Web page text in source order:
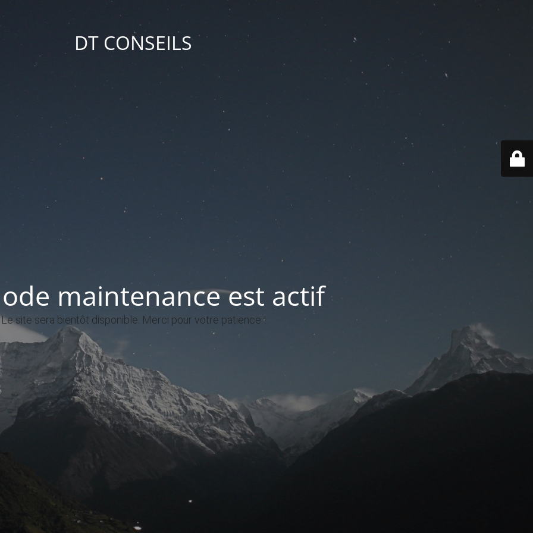
DT CONSEILS
maintenance est actif
Le site sera bientôt disponible. Merci pour votre patience !